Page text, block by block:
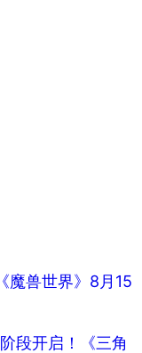
魔兽世界》8月15
段开启！《三角